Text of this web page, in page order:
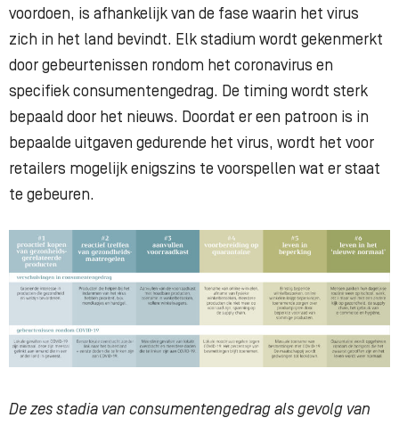
voordoen, is afhankelijk van de fase waarin het virus
zich in het land bevindt. Elk stadium wordt gekenmerkt
door gebeurtenissen rondom het coronavirus en
specifiek consumentengedrag. De timing wordt sterk
bepaald door het nieuws. Doordat er een patroon is in
bepaalde uitgaven gedurende het virus, wordt het voor
retailers mogelijk enigszins te voorspellen wat er staat
te gebeuren.
De zes stadia van consumentengedrag als gevolg van